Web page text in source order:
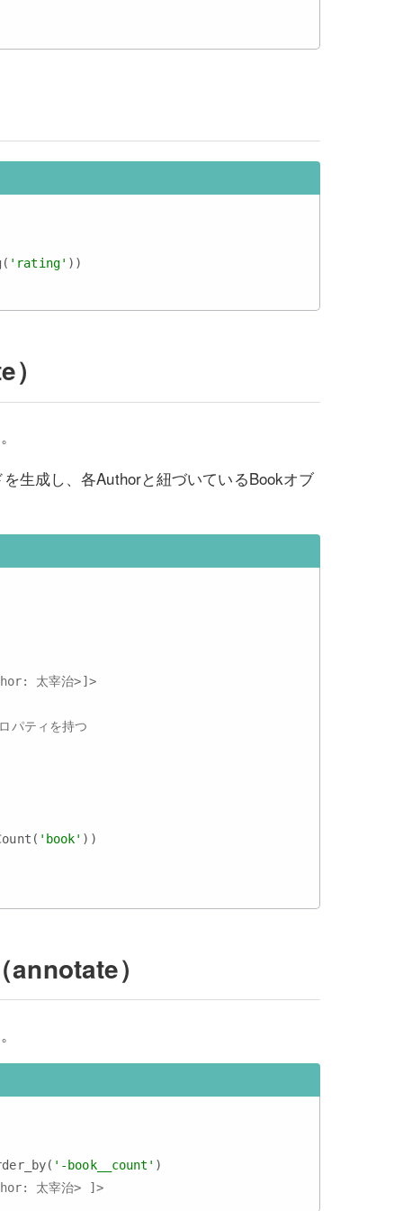
'rating'
生成し、各Authorと紐づいているBookオブ
太宰治>]>
パティを持つ
'book' ))
）
'-book__count'
太宰治> ]>